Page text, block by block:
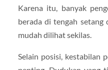
Karena itu, banyak
berada di tengah setang
mudah dilihat sekilas.
Selain posisi, kestabilan